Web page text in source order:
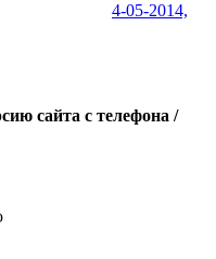
4-05-2014,
сайта с телефона /